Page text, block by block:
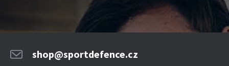
shop@sportdefence.cz